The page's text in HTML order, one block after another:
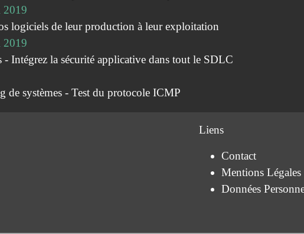
logiciels de leur production à leur exploitation
Intégrez la sécurité applicative dans tout le SDLC
de systèmes - Test du protocole ICMP
Liens
Contact
Mentions Légales
Données